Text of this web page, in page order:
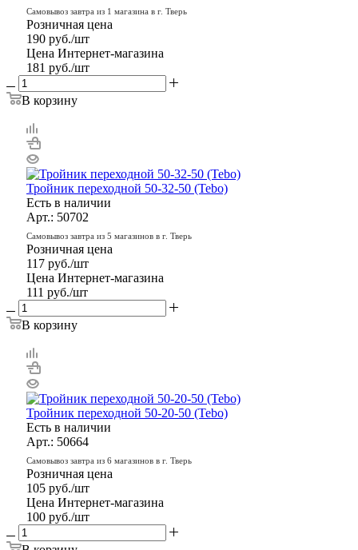
Самовывоз завтра из 1 магазина в г. Тверь
Розничная цена
190 руб./шт
Цена Интернет-магазина
181 руб./шт
В корзину
Тройник переходной 50-32-50 (Tebo)
Есть в наличии
Арт.: 50702
Самовывоз завтра из 5 магазинов в г. Тверь
Розничная цена
117 руб./шт
Цена Интернет-магазина
111 руб./шт
В корзину
Тройник переходной 50-20-50 (Tebo)
Есть в наличии
Арт.: 50664
Самовывоз завтра из 6 магазинов в г. Тверь
Розничная цена
105 руб./шт
Цена Интернет-магазина
100 руб./шт